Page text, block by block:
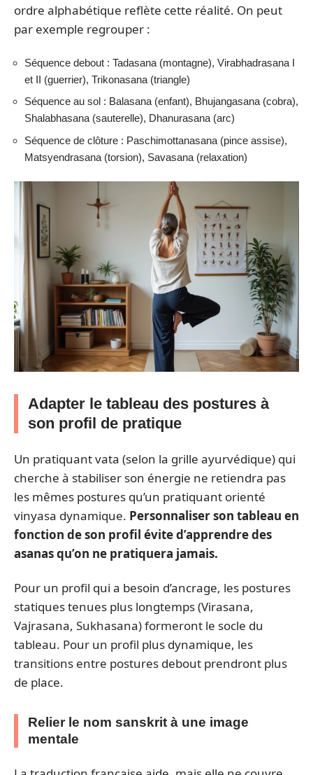
ordre alphabétique reflète cette réalité. On peut
par exemple regrouper :
Séquence debout : Tadasana (montagne), Virabhadrasana I
et II (guerrier), Trikonasana (triangle)
Séquence au sol : Balasana (enfant), Bhujangasana (cobra),
Shalabhasana (sauterelle), Dhanurasana (arc)
Séquence de clôture : Paschimottanasana (pince assise),
Matsyendrasana (torsion), Savasana (relaxation)
Adapter le tableau des postures à
son profil de pratique
Un pratiquant vata (selon la grille ayurvédique) qui
cherche à stabiliser son énergie ne retiendra pas
les mêmes postures qu’un pratiquant orienté
vinyasa dynamique. Personnaliser son tableau en
fonction de son profil évite d’apprendre des
asanas qu’on ne pratiquera jamais.
Pour un profil qui a besoin d’ancrage, les postures
statiques tenues plus longtemps (Virasana,
Vajrasana, Sukhasana) formeront le socle du
tableau. Pour un profil plus dynamique, les
transitions entre postures debout prendront plus
de place.
Relier le nom sanskrit à une image
mentale